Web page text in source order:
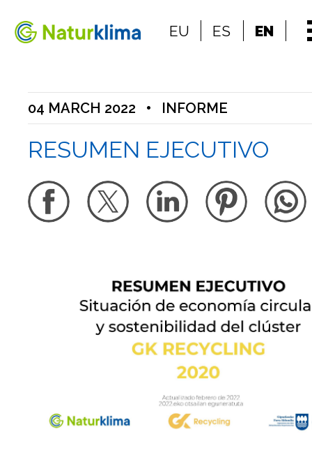
Go to the content
EU ES EN
04 MARCH 2022 • INFORME
RESUMEN EJECUTIVO